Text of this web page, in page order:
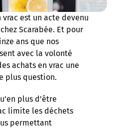
vrac est un acte devenu
Scarabée. Et pour
ans que nos
avec la volonté
achats en vrac une
plus question.
plus d’être
limite les déchets
permettant